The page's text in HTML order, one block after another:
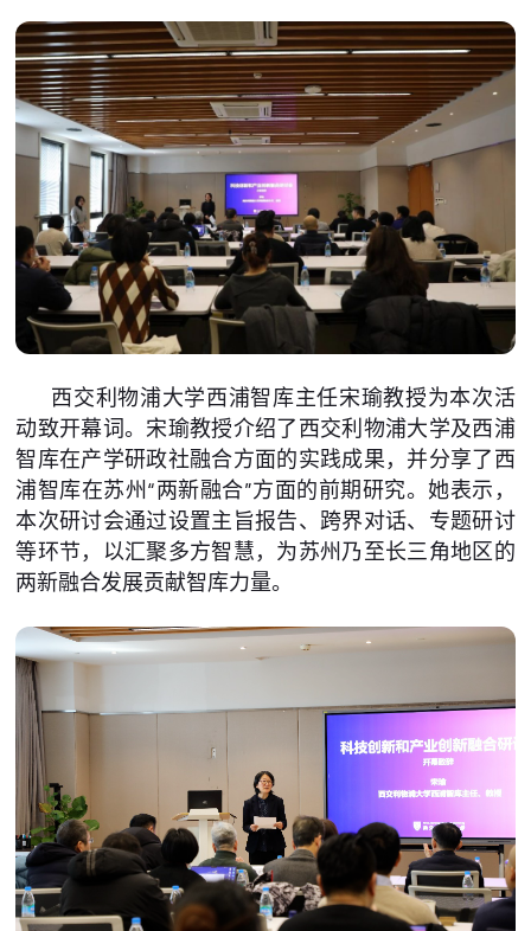
西交利物浦大学西浦智库主任宋瑜教授为本次活
动致开幕词。宋瑜教授介绍了西交利物浦大学及西浦
智库在产学研政社融合方面的实践成果，并分享了西
浦智库在苏州“两新融合”方面的前期研究。她表示，
本次研讨会通过设置主旨报告、跨界对话、专题研讨
等环节，以汇聚多方智慧，为苏州乃至长三角地区的
两新融合发展贡献智库力量。